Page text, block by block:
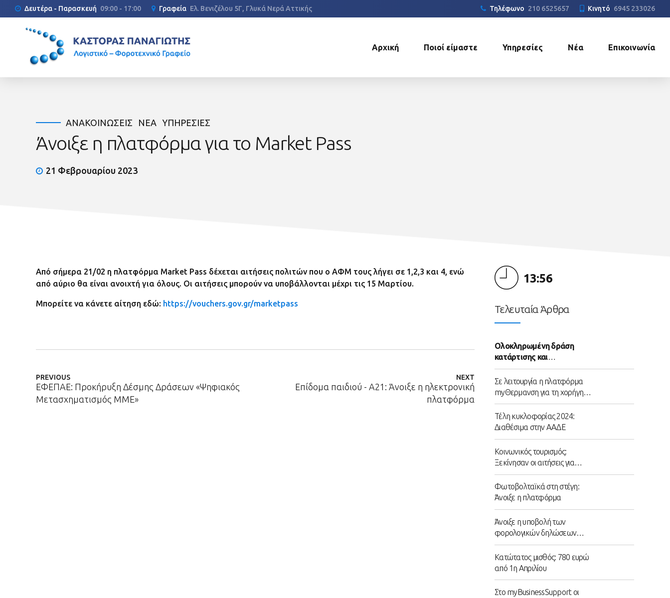
Δευτέρα - Παρασκευή 09:00 - 17:00 Γραφεία Ελ. Βενιζέλου 5Γ, Γλυκά Νερά Αττικής Τηλέφωνο 210 6525657 Κινητό 6945 233026
Αρχική Ποιοί είμαστε Υπηρεσίες Νέα Επικοινωνία
ΑΝΑΚΟΙΝΏΣΕΙΣ ΝΈΑ ΥΠΗΡΕΣΊΕΣ
Άνοιξε η πλατφόρμα για το Market Pass
21 Φεβρουαρίου 2023
Από σήμερα 21/02 η πλατφόρμα Market Pass δέχεται αιτήσεις πολιτών που ο ΑΦΜ τους λήγει σε 1,2,3 και 4, ενώ
από αύριο θα είναι ανοιχτή για όλους. Οι αιτήσεις μπορούν να υποβάλλονται μέχρι τις 15 Μαρτίου.
Μπορείτε να κάνετε αίτηση εδώ: https://vouchers.gov.gr/marketpass
PREVIOUS
ΕΦΕΠΑΕ: Προκήρυξη Δέσμης Δράσεων «Ψηφιακός
Μετασχηματισμός ΜΜΕ»
NEXT
Επίδομα παιδιού - Α21: Άνοιξε η ηλεκτρονική
πλατφόρμα
13:56
Τελευταία Άρθρα
Ολοκληρωμένη δράση
κατάρτισης και
απασχόλησης ανέργων
ηλικίας 25-45 ετών
Σε λειτουργία η πλατφόρμα
myΘερμανση για τη χορήγηση
του επιδόματος θέρμανσης
Τέλη κυκλοφορίας 2024:
Διαθέσιμα στην ΑΑΔΕ
Κοινωνικός τουρισμός:
Ξεκίνησαν οι αιτήσεις για
300.000 επιταγές
Φωτοβολταϊκά στη στέγη:
Άνοιξε η πλατφόρμα
Άνοιξε η υποβολή των
φορολογικών δηλώσεων
2022
Κατώτατος μισθός: 780 ευρώ
από 1η Απριλίου
Στο myBusinessSupport οι